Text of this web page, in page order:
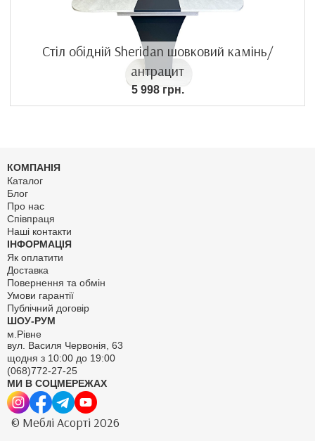
Стіл обідній Sheridan шовковий камінь/
антрацит
5 998 грн.
КОМПАНІЯ
Каталог
Блог
Про нас
Співпраця
Наші контакти
ІНФОРМАЦІЯ
Як оплатити
Доставка
Повернення та обмін
Умови гарантії
Публічний договір
ШОУ-РУМ
м.Рівне
вул. Василя Червонія, 63
щодня з 10:00 до 19:00
(068)772-27-25
МИ В СОЦМЕРЕЖАХ
© Меблі Асорті 2026